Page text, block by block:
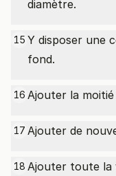
diamètre.
15 Y disposer une
fond.
16 Ajouter la
17 Ajouter de
18 Ajouter toute la